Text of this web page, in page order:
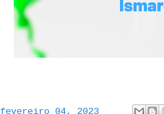
fevereiro 04, 2023